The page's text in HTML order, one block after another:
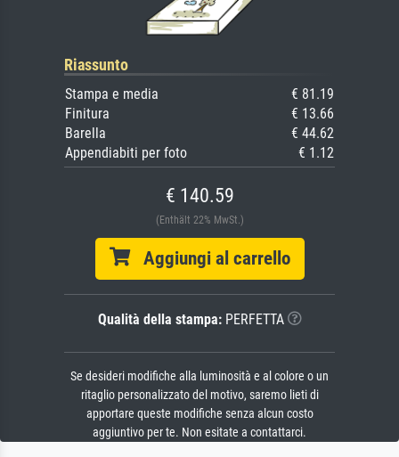
Riassunto
Stampa e media
€ 81.19
Finitura
€ 13.66
Barella
€ 44.62
Appendiabiti per foto
€ 1.12
€ 140.59
(Enthält 22% MwSt.)
Aggiungi al carrello
Qualità della stampa:PERFETTA
Se desideri modifiche alla luminosità e al colore o un
ritaglio personalizzato del motivo, saremo lieti di
apportare queste modifiche senza alcun costo
aggiuntivo per te. Non esitate a contattarci.